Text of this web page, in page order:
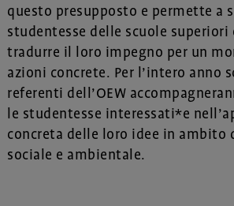
questo presupposto e permette a
studentesse delle scuole superiori
tradurre il loro impegno per un
azioni concrete. Per l’intero anno
referenti dell’OEW
le studentesse interessati*e
concreta delle loro idee in ambito
sociale e ambientale.